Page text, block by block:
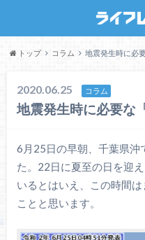
トップ コラム 地震発生時に必
2020.06.25 コラム
地震発生時に必要な
6月25日の早朝、千葉県沖
た。22日に夏至の日を迎
いるとはいえ、この時間
ことと思います。